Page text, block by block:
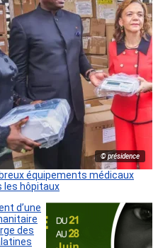
© présidence
équipements médicaux
les hôpitaux
d’une
des